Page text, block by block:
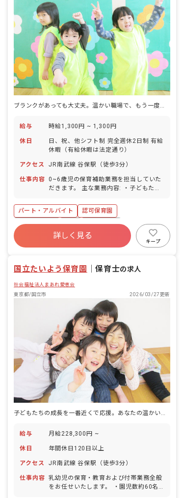
ブランクがあっても大丈夫。温かい職場で、もう一度保育の楽しさを感じませんか？
給与 時給1,300円 ~ 1,300円
休日
日、祝、他シフト制 完全週休2日制 有給
休暇（有給休暇は法定通り）
アクセス JR南武線 谷保駅（徒歩3分）
仕事内容 0~6歳児の保育補助業務を担当していた
だきます。 主な業務内容: ・子どもたち
の業務はございません。 ・指導計画の作
成 ・日誌等の書類作成 ・保育リーダー
業務（正職員が担当します） 勤務に関す
るご希望は柔軟に対応いたします。 ・お
子様の発熱、学校行事、長期休暇等に合
クのある方も歓迎いたします。
パート・アルバイト
認可保育園
社会保険完備
有給
残業少なめ
社会福祉法人
未経験歓迎
新卒も歓迎
詳しく見る
キープ
国立たいよう保育園 ｜保育士の求人
社会福祉法人まあれ愛恵会
東京都/国立市
2026/03/27更新
子どもたちの成長を一番近くで応援。あなたの温かい心、ここで輝かせませんか？
給与 月給228,300円 ~
休日 年間休日120日以上
アクセス JR南武線 谷保駅（徒歩3分）
仕事内容 乳幼児の保育・教育および付帯業務全般
をお任せいたします。 ・園児数約60名